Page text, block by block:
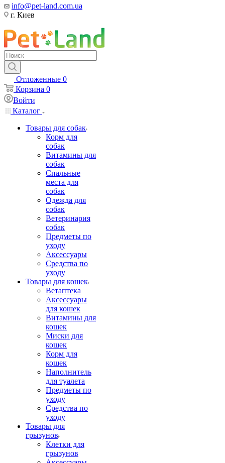
info@pet-land.com.ua
г. Киев
Отложенные 0
Корзина 0
Войти
Каталог
Товары для собак
Корм для
собак
Витамины для
собак
Спальные
места для
собак
Одежда для
собак
Ветеринария
собак
Предметы по
уходу
Аксессуары
Средства по
уходу
Товары для кошек
Ветаптека
Аксессуары
для кошек
Витамины для
кошек
Миски для
кошек
Корм для
кошек
Наполнитель
для туалета
Предметы по
уходу
Средства по
уходу
Товары для
грызунов
Клетки для
грызунов